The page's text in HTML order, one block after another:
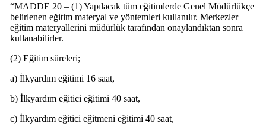
“MADDE 20 – (1) Yapılacak tüm eğitimlerde Genel Müdürlükçe
belirlenen eğitim materyal ve yöntemleri kullanılır. Merkezler
eğitim materyallerini müdürlük tarafından onaylandıktan sonra
kullanabilirler.
(2) Eğitim süreleri;
a) İlkyardım eğitimi 16 saat,
b) İlkyardım eğitici eğitimi 40 saat,
c) İlkyardım eğitici eğitmeni eğitimi 40 saat,